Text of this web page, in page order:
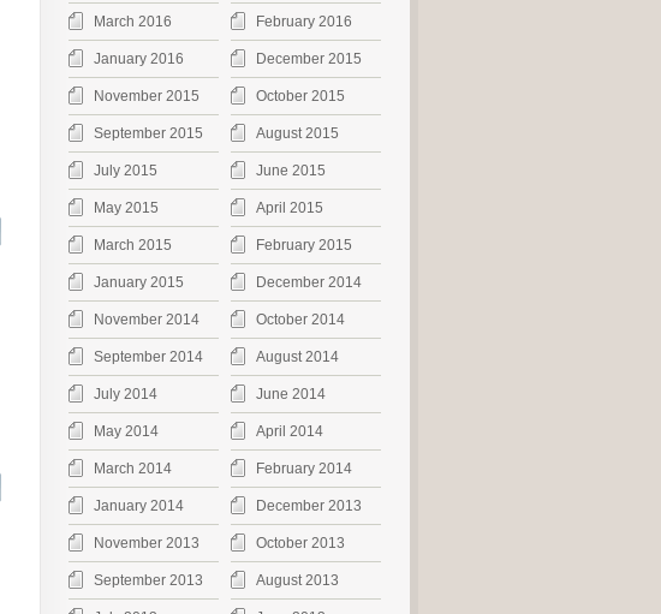
March 2016 February 2016
January 2016 December 2015
November 2015 October 2015
September 2015 August 2015
July 2015 June 2015
May 2015 April 2015
March 2015 February 2015
January 2015 December 2014
November 2014 October 2014
September 2014 August 2014
July 2014 June 2014
May 2014 April 2014
March 2014 February 2014
January 2014 December 2013
November 2013 October 2013
September 2013 August 2013